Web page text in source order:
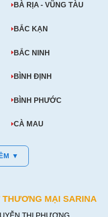
BÀ RỊA - VŨNG TÀU
BẮC KẠN
BẮC NINH
BÌNH ĐỊNH
BÌNH PHƯỚC
CÀ MAU
▼
MẠI SARINA
THỊ PHƯƠNG